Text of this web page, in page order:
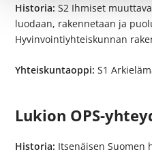
Historia: S2 Ihmiset
luodaan, rakennetaan ja
Hyvinvointiyhteiskunnan
Yhteiskuntaoppi:S1
Lukion OPS-
Historia: Itsenäisen Suomen